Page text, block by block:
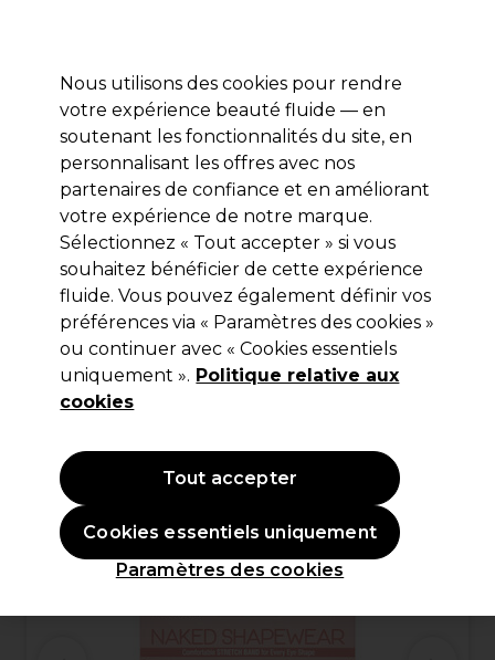
Se connecter
Marques Bons plans Coiffure Electro et Matériel
Livraison et délais
lire la suite
Ardell
Ardell Faux-cils n°443, shapewear
effet nude
(0)
4,99 €Hors TVA
Nous utilisons des cookies pour rendre
votre expérience beauté fluide — en
soutenant les fonctionnalités du site, en
personnalisant les offres avec nos
partenaires de confiance et en améliorant
votre expérience de notre marque.
Sélectionnez « Tout accepter » si vous
souhaitez bénéficier de cette expérience
fluide. Vous pouvez également définir vos
préférences via « Paramètres des cookies »
ou continuer avec « Cookies essentiels
uniquement ». Politique relative aux
cookies
Paramètres des cookies
Cookies essentiels uniquement
Tout accepter